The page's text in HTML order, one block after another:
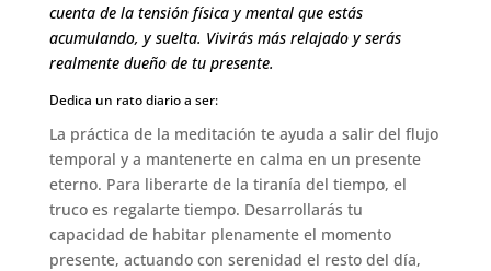
cuenta de la tensión física y mental que estás
acumulando, y suelta. Vivirás más relajado y serás
realmente dueño de tu presente.
Dedica un rato diario a ser:
La práctica de la meditación te ayuda a salir del flujo
temporal y a mantenerte en calma en un presente
eterno. Para liberarte de la tiranía del tiempo, el
truco es regalarte tiempo. Desarrollarás tu
capacidad de habitar plenamente el momento
presente, actuando con serenidad el resto del día,